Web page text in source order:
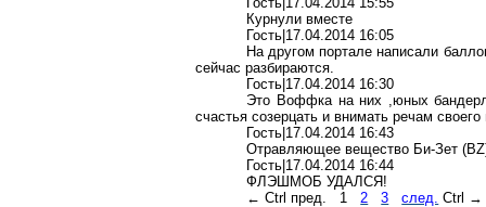
Курнули вместе
Гость|17.04.2014 16:05
На другом портале написали
сейчас разбираются.
Гость|17.04.2014 16:30
Это Воффкана них ,юных
счастья созерцать и внимать речам своего
Гость|17.04.2014 16:43
Отравляющее вещество Би-Зет
Гость|17.04.2014 16:44
ФЛЭШМОБ УДАЛСЯ!
←Ctrl пред. 1 2 3 след. Ctrl →